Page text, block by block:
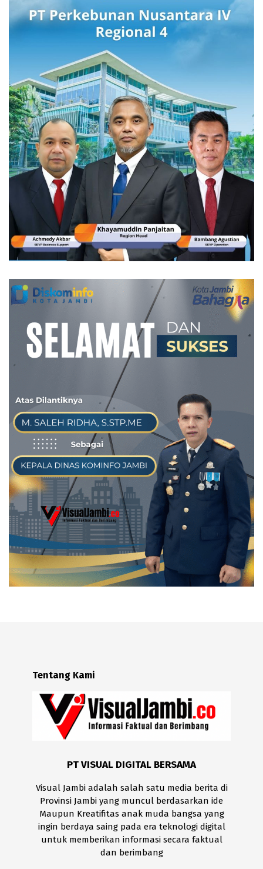
Tentang Kami
PT VISUAL DIGITAL BERSAMA
Visual Jambi adalah salah satu media berita di
Provinsi Jambi yang muncul berdasarkan ide
Maupun Kreatifitas anak muda bangsa yang
ingin berdaya saing pada era teknologi digital
untuk memberikan informasi secara faktual
dan berimbang